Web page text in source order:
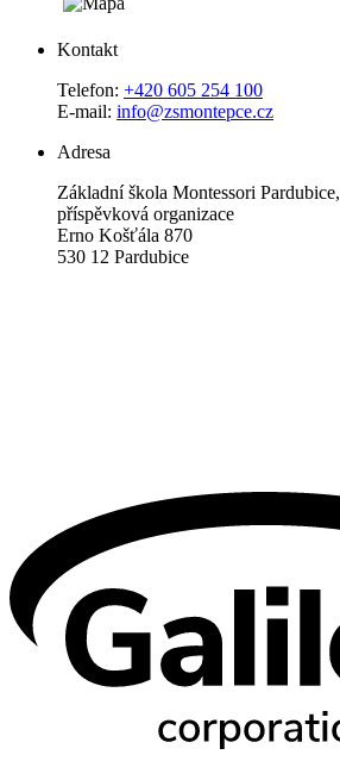
Kontakt
Telefon: +420 605 254 100
E-mail: info@zsmontepce.cz
Adresa
Základní škola Montessori Pardubice,
příspěvková organizace
Erno Košťála 870
530 12 Pardubice